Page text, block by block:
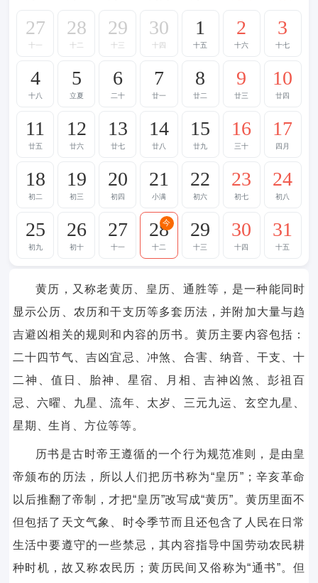
27
十一
28
十二
29
十三
30
十四
1
十五
2
十六
3
十七
4
十八
5
立夏
6
二十
7
廿一
8
廿二
9
廿三
10
廿四
11
廿五
12
廿六
13
廿七
14
廿八
15
廿九
16
三十
17
四月
18
初二
19
初三
20
初四
21
小满
22
初六
23
初七
24
初八
25
初九
26
初十
27
十一
28
十二
今 29
十三
30
十四
31
十五
黄历，又称老黄历、皇历、通胜等，是一种能同时
显示公历、农历和干支历等多套历法，并附加大量与趋
吉避凶相关的规则和内容的历书。黄历主要内容包括：
二十四节气、吉凶宜忌、冲煞、合害、纳音、干支、十
二神、值日、胎神、星宿、月相、吉神凶煞、彭祖百
忌、六曜、九星、流年、太岁、三元九运、玄空九星、
星期、生肖、方位等等。
历书是古时帝王遵循的一个行为规范准则，是由皇
帝颁布的历法，所以人们把历书称为“皇历”；辛亥革命
以后推翻了帝制，才把“皇历”改写成“黄历”。黄历里面不
但包括了天文气象、时令季节而且还包含了人民在日常
生活中要遵守的一些禁忌，其内容指导中国劳动农民耕
种时机，故又称农民历；黄历民间又俗称为“通书”。但